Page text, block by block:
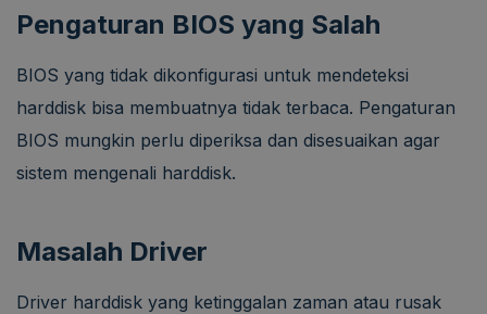
Pengaturan BIOS yang Salah
BIOS yang tidak dikonfigurasi untuk mendeteksi
harddisk bisa membuatnya tidak terbaca. Pengaturan
BIOS mungkin perlu diperiksa dan disesuaikan agar
sistem mengenali harddisk.
Masalah Driver
Driver harddisk yang ketinggalan zaman atau rusak